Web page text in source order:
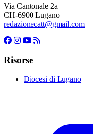
Via Cantonale 2a
CH-6900 Lugano
redazionecatt@gmail.com
Risorse
Diocesi di Lugano